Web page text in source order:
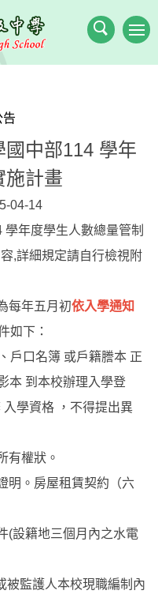
告
中部114 學年
施計畫
04-14
年度學生人數總量管制
,詳細規定請自行檢視附
每年五月初依入學通知
如下：
戶口名簿 或戶籍謄本 正
本 到本校辦理入學登
學資格 ，不得提出異
有權狀。
明。房屋租賃契約（六
(設籍地三個月內之水電
被監護人本校現職編制內